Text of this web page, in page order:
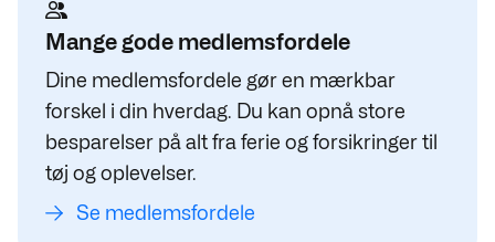
Mange gode medlemsfordele
Dine medlemsfordele gør en mærkbar
forskel i din hverdag. Du kan opnå store
besparelser på alt fra ferie og forsikringer til
tøj og oplevelser.
Se medlemsfordele